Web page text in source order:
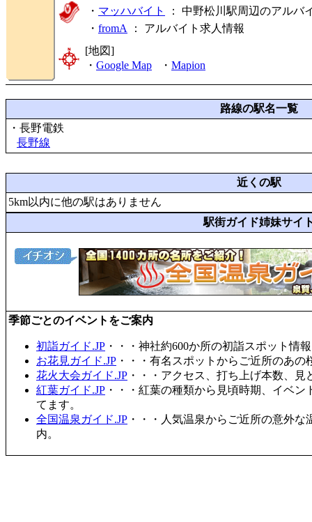
・ マッハバイト
： 中野松川駅周辺のアルバ
・ fromA ： アルバイト求人情報
[地図]
・ Google Map ・ Mapion
路線の駅名一覧
・長野電鉄
長野線
近くの駅
5km以内に他の駅はありません
駅街ガイド姉妹サイ
季節ごとのイベントをご案内
初詣ガイド.JP ・・・神社約600か所の初詣スポット情
お花見ガイド.JP ・・・有名スポットからご近所のあ
花火大会ガイド.JP ・・・アクセス、打ち上げ本数、
紅葉ガイド.JP ・・・紅葉の種類から見頃時期、イベ
てます。
全国温泉ガイド.JP ・・・人気温泉からご近所の意外
内。